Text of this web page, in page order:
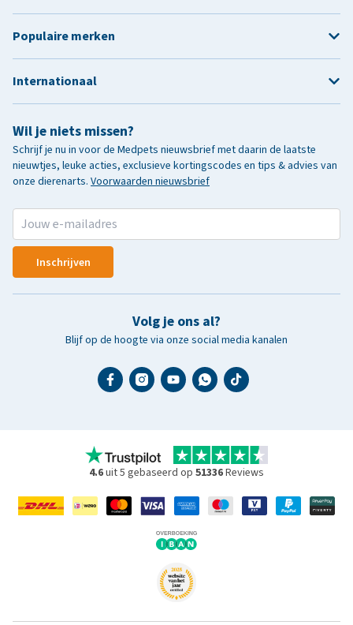
Wil je niets missen?
Schrijf je nu in voor de Medpets nieuwsbrief met daarin de laatste
nieuwtjes, leuke acties, exclusieve kortingscodes en tips & advies van
onze dierenarts. Voorwaarden nieuwsbrief
Inschrijven
Volg je ons al?
Blijf op de hoogte via onze social media kanalen
Populaire merken
Internationaal
4.6uit 5 gebaseerd op 51336Reviews